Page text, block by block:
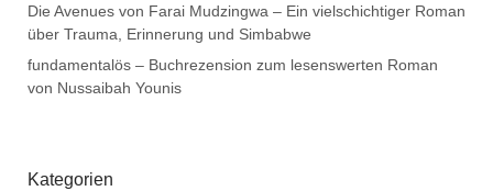
Die Avenues von Farai Mudzingwa – Ein vielschichtiger Roman
über Trauma, Erinnerung und Simbabwe
fundamentalös – Buchrezension zum lesenswerten Roman
von Nussaibah Younis
Kategorien